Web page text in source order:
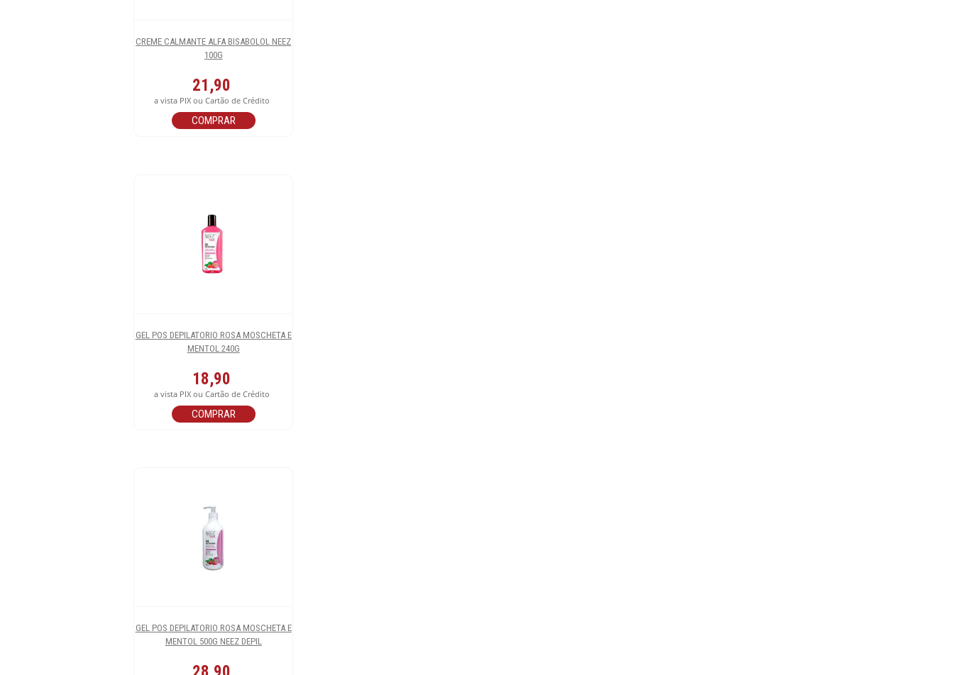
CREME CALMANTE ALFA BISABOLOL NEEZ
100G
21,90
a vista PIX ou Cartão de Crédito
COMPRAR
GEL POS DEPILATORIO ROSA MOSCHETA E
MENTOL 240G
18,90
a vista PIX ou Cartão de Crédito
COMPRAR
GEL POS DEPILATORIO ROSA MOSCHETA E
MENTOL 500G NEEZ DEPIL